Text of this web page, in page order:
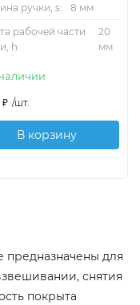
ручки, s:
8 мм
рабочей части
h:
20
мм
₽ /шт.
В корзину
для
снятия
покрыта